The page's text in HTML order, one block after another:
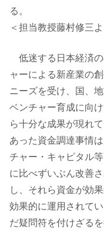
る。
＜担当教授藤村修三よ
低迷する日本経済の
ャーによる新産業の
ニーズを受け、国、
ベンチャー育成に向
ら十分な成果が現れ
あった資金調達事情
チャー・キャピタル
に比べずいぶん改善
し、それら資金が効
効果的に運用されて
だ疑問符を付けざる